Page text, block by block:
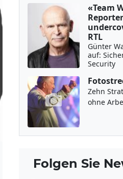
«Team
Reporter
RTL
Günter
auf:
Security
Zehn
ohne
Folgen Sie